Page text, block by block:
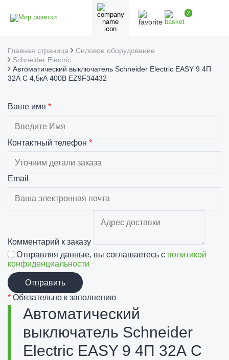
2
Главная страница
Силовое оборудование
Schneider Electric
Автоматический выключатель Schneider Electric EASY 9 4П
32А С 4,5кА 400В EZ9F34432
Ваше имя *
Контактный телефон *
Email
Комментарий к заказу
Отправляя данные, вы соглашаетесь с политикой
конфиденциальности
Отправить
* Обязательно к заполнению
Автоматический
выключатель Schneider
Electric EASY 9 4П 32А С